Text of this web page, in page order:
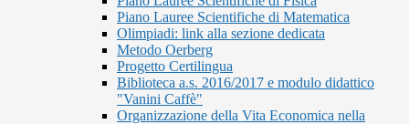
Piano Lauree Scientifiche di Matematica
Olimpiadi: link alla sezione dedicata
Metodo Oerberg
Progetto Certilingua
Biblioteca a.s. 2016/2017 e modulo didattico
"Vanini Caffè"
Organizzazione della Vita Economica nella